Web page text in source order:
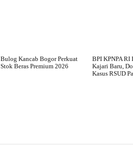
Bulog Kancab Bogor Perkuat
Stok Beras Premium 2026
BPI KPNPA RI
Kajari Baru,
Kasus RSUD